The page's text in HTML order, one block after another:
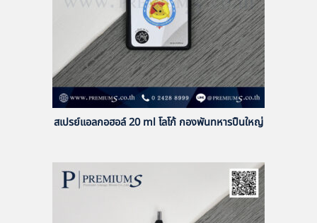
สเปรย์แอลกอฮอล์ 20 ml โลโก้ กองพันทหารปืนใหญ่